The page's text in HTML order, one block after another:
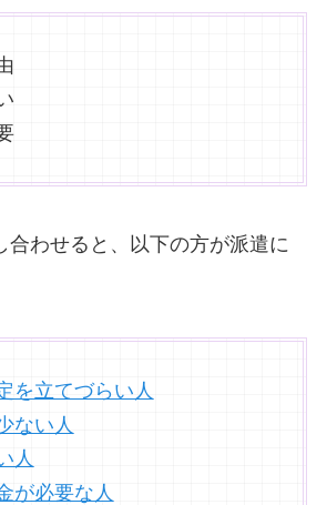
合わせると、以下の方が派遣に
を立てづらい人
ない人
人
が必要な人